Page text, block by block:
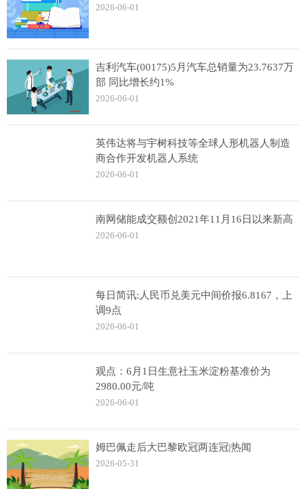
2026-06-01
吉利汽车(00175)5月汽车总销量为23.7637万
部 同比增长约1%
2026-06-01
英伟达将与宇树科技等全球人形机器人制造
商合作开发机器人系统
2026-06-01
南网储能成交额创2021年11月16日以来新高
2026-06-01
每日简讯:人民币兑美元中间价报6.8167，上
调9点
2026-06-01
观点：6月1日生意社玉米淀粉基准价为
2980.00元/吨
2026-06-01
姆巴佩走后大巴黎欧冠两连冠|热闻
2026-05-31